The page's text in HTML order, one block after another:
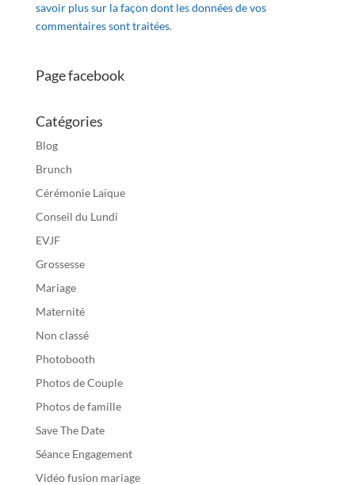
savoir plus sur la façon dont les données de vos
commentaires sont traitées.
Page facebook
Catégories
Blog
Brunch
Cérémonie Laïque
Conseil du Lundi
EVJF
Grossesse
Mariage
Maternité
Non classé
Photobooth
Photos de Couple
Photos de famille
Save The Date
Séance Engagement
Vidéo fusion mariage